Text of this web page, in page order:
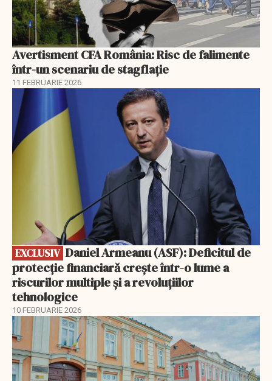
Avertisment CFA România: Risc de falimente
într-un scenariu de stagflație
11 FEBRUARIE 2026
EXCLUSIV
EXCLUSIV
protecție financiară crește într-o lume a
riscurilor multiple și a revoluțiilor
tehnologice
10 FEBRUARIE 2026